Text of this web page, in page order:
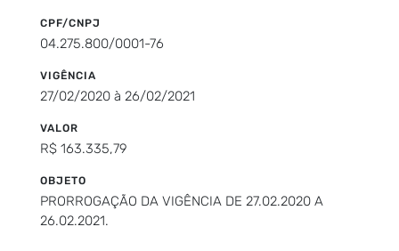
CPF/CNPJ
04.275.800/0001-76
VIGÊNCIA
27/02/2020 à 26/02/2021
VALOR
R$ 163.335,79
OBJETO
PRORROGAÇÃO DA VIGÊNCIA DE 27.02.2020 A
26.02.2021.